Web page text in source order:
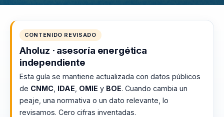
CONTENIDO REVISADO
Aholuz · asesoría energética
independiente
Esta guía se mantiene actualizada con datos públicos
de CNMC IDAE OMIE y BOE. Cuando cambia un
peaje, una normativa o un dato relevante, lo
revisamos. Cero cifras inventadas.